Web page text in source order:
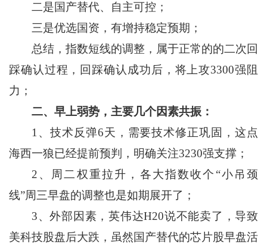
二是国产替代、自主可控；
三是优选国资，有增持稳定预期；
总结，指数短线的调整，属于正常的的二次回
踩确认过程，回踩确认成功后，将上攻3300强阻
力；
二、早上弱势，主要几个因素共振：
1、技术反弹6天，需要技术修正巩固，这点
海西一狼已经提前预判，明确关注3230强支撑；
2、周二权重拉升，各大指数收个“小吊颈
线”周三早盘的调整也是如期展开了；
3、外部因素，英伟达H20说不能卖了，导致
美科技股盘后大跌，虽然国产替代的芯片股早盘活